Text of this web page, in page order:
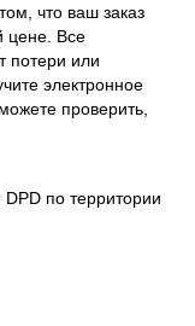
что ваш заказ
цене. Все
потери или
электронное
проверить,
по территории